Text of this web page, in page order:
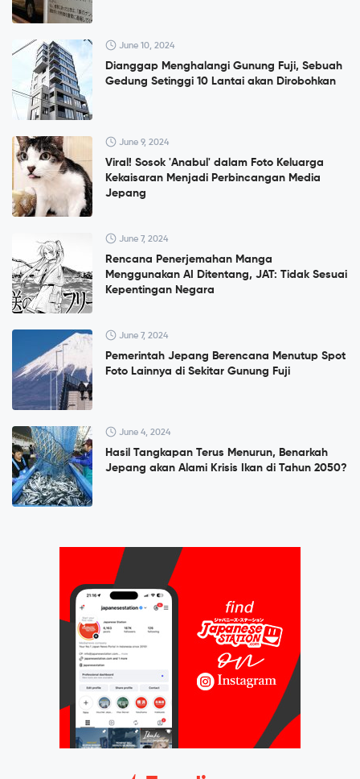
June 10, 2024
Dianggap Menghalangi Gunung Fuji, Sebuah
Gedung Setinggi 10 Lantai akan Dirobohkan
June 9, 2024
Viral! Sosok 'Anabul' dalam Foto Keluarga
Kekaisaran Menjadi Perbincangan Media
Jepang
June 7, 2024
Rencana Penerjemahan Manga
Menggunakan AI Ditentang, JAT: Tidak Sesuai
Kepentingan Negara
June 7, 2024
Pemerintah Jepang Berencana Menutup Spot
Foto Lainnya di Sekitar Gunung Fuji
June 4, 2024
Hasil Tangkapan Terus Menurun, Benarkah
Jepang akan Alami Krisis Ikan di Tahun 2050?